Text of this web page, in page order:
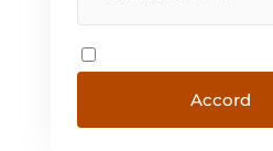
Accord